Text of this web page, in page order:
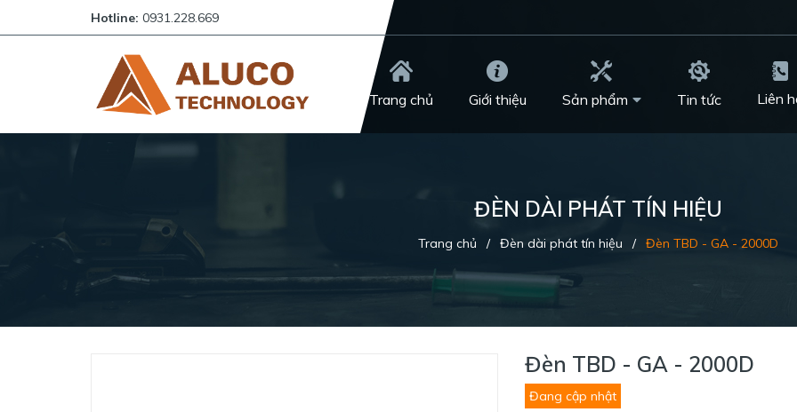
Hotline: 0931.228.669
Trang chủ Giới thiệu Sản phẩm Tin tức Liên
ĐÈN DÀI PHÁT TÍN HIỆU
Trang chủ / Đèn dài phát tín hiệu / Đèn TBD - GA - 2000D
Đèn TBD - GA - 2000D
Đang cập nhật